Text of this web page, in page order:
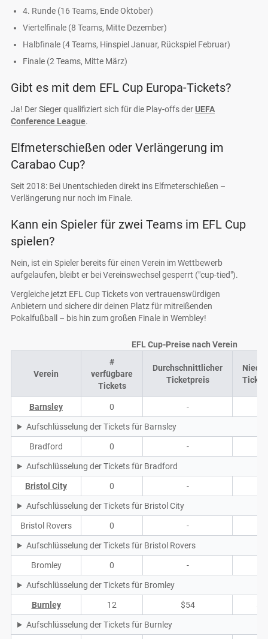
4. Runde (16 Teams, Ende Oktober)
Viertelfinale (8 Teams, Mitte Dezember)
Halbfinale (4 Teams, Hinspiel Januar, Rückspiel Februar)
Finale (2 Teams, Mitte März)
Gibt es mit dem EFL Cup Europa-Tickets?
Ja! Der Sieger qualifiziert sich für die Play-offs derUEFA
Conference League.
Elfmeterschießen oder Verlängerung im
Carabao Cup?
Seit 2018: Bei Unentschieden direkt ins Elfmeterschießen –
Verlängerung nur noch im Finale.
Kann ein Spieler für zwei Teams im EFL Cup
spielen?
Nein, ist ein Spieler bereits für einen Verein im Wettbewerb
aufgelaufen, bleibt er bei Vereinswechsel gesperrt ("cup-tied").
Vergleiche jetzt EFL Cup Tickets von vertrauenswürdigen
Anbietern und sichere dir deinen Platz für mitreißenden
Pokalfußball – bis hin zum großen Finale in Wembley!
EFL Cup-Preise nach Verein
Verein
#
verfügbare
Tickets
Durchschnittlicher
Ticketpreis
Barnsley 0 -
Aufschlüsselung der Tickets für Barnsley
Bradford 0 -
Aufschlüsselung der Tickets für Bradford
Bristol City 0 -
Aufschlüsselung der Tickets für Bristol City
Bristol Rovers 0 -
Aufschlüsselung der Tickets für Bristol Rovers
Bromley 0 -
Aufschlüsselung der Tickets für Bromley
Burnley 12 $54
Aufschlüsselung der Tickets für Burnley